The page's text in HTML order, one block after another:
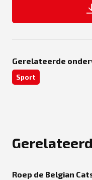
Gerelateerde
Sport
Roep de Belgian